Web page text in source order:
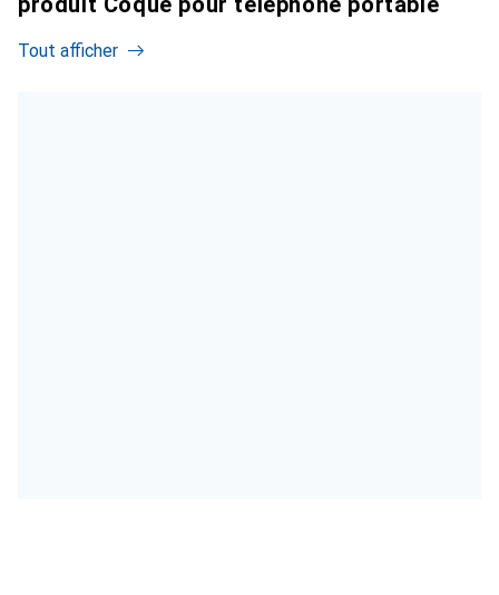
Tout afficher